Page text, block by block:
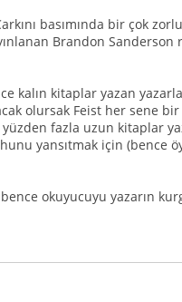
basımında bir çok
Brandon Sanderson
kalın kitaplar yazan
olursak Feist her sene
fazla uzun kitaplar
yansıtmak için (bence
okuyucuyu yazarın